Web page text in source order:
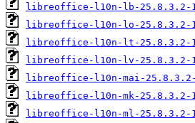
libreoffice-l10n-lb-25.8.3.2-
libreoffice-l10n-lo-25.8.3.2-
libreoffice-l10n-lt-25.8.3.2-
libreoffice-l10n-lv-25.8.3.2-
libreoffice-l10n-mai-25.8.3.2-
libreoffice-l10n-mk-25.8.3.2-
libreoffice-l10n-ml-25.8.3.2-